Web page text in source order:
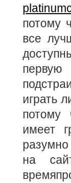
потому
все
играть
потому
имеет
на